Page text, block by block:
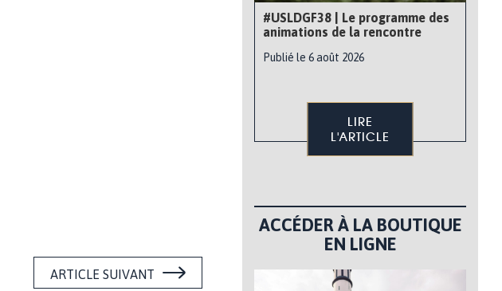
ARTICLE SUIVANT
#USLDGF38 | Le programme des
animations de la rencontre
Publié le 6 août 2026
LIRE
L'ARTICLE
ACCÉDER À LA BOUTIQUE
EN LIGNE